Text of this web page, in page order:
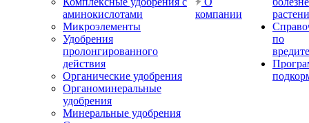
аминокислотами
Микроэлементы
Удобрения
пролонгированного
действия
Органические удобрения
Органоминеральные
удобрения
Минеральные удобрения
компании
по